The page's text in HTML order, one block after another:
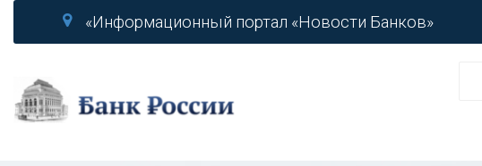
«Информационный портал «Новости Банков»